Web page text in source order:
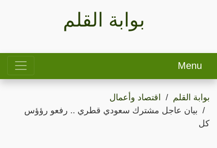
بوابة القلم
Menu
بوابة القلم
اقتصاد وأعمال
بيان عاجل مشترك سعودي قطري .. رفعو رؤؤس
كل